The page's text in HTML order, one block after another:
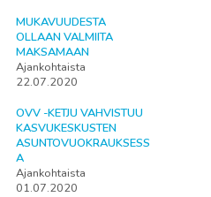
MUKAVUUDESTA
OLLAAN VALMIITA
MAKSAMAAN
Ajankohtaista
22.07.2020
OVV -KETJU VAHVISTUU
KASVUKESKUSTEN
ASUNTOVUOKRAUKSESS
A
Ajankohtaista
01.07.2020